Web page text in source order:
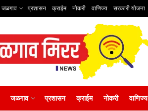
जळगाव प्रशासन क्राईम नोकरी वाणिज्य सरकारी योजना
जळगाव प्रशासन क्राईम नोकरी वाणिज्य